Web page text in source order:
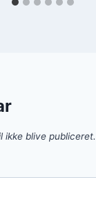
ikke blive publiceret.